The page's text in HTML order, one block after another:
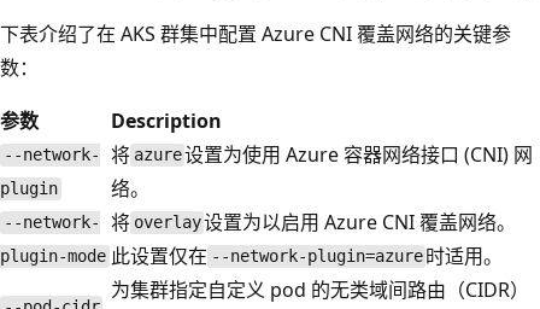
下表介绍了在 AKS 群集中配置 Azure CNI 覆盖网络的关键参
数：
参数
Description
--network-
plugin
将 azure设置为使用 Azure 容器网络接口 (CNI) 网
络。
--network-
plugin-mode
将 overlay设置为以启用 Azure CNI 覆盖网络。
此设置仅在 --network-plugin=azure 时适用。
为集群指定自定义 pod 的无类域间路由（CIDR）